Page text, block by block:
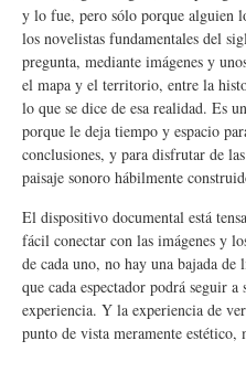
y lo fue, pero sólo porque alguien
los novelistas fundamentales del
pregunta, mediante imágenes y
el mapa y el territorio, entre la
lo que se dice de esa realidad. Es
porque le deja tiempo y espacio
conclusiones, y para disfrutar de
paisaje sonoro hábilmente
El dispositivo documental está
fácil conectar con las imágenes y
de cada uno, no hay una bajada de
que cada espectador podrá seguir
experiencia. Y la experiencia de ver
punto de vista meramente estético,